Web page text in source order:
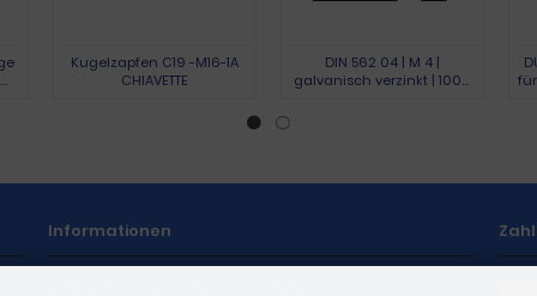
Kugelzapfen C19 -M16-1A
CHIAVETTE
DIN 562 04 | M 4 |
galvanisch verzinkt | 1000
Informationen